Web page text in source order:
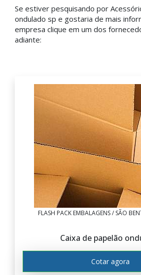
Se estiver pesquisando por
ondulado sp e gostaria de mais
empresa clique em um dos
adiante:
FLASH PACK EMBALAGENS / SÃO
Caixa de papelão
Cotar agora